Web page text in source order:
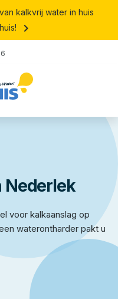
kalkvrij water in huis
keyboard_arrow_right
Nederlek
voor kalkaanslag op
waterontharder pakt u